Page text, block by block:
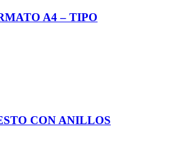
A4 – TIPO
CON ANILLOS